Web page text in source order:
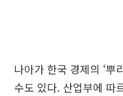
나아가 한국 경제의 ‘뿌
수도 있다. 산업부에 따